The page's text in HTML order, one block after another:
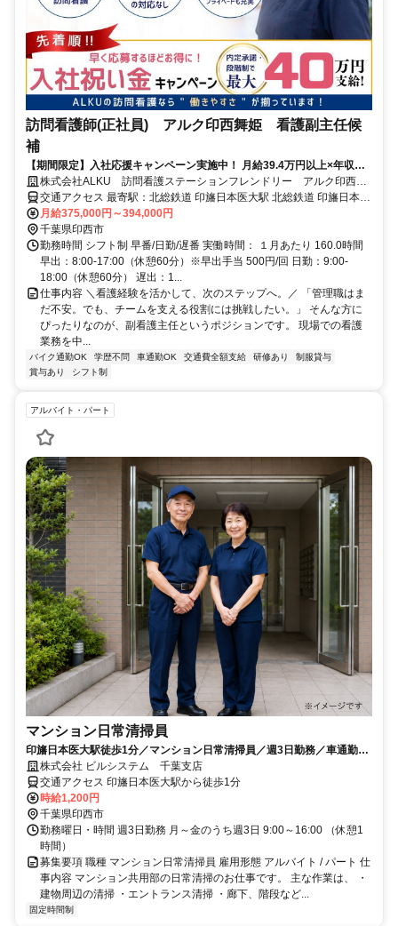
訪問看護師(正社員) アルク印西舞姫 看護副主任候
補
【期間限定】入社応援キャンペーン実施中！ 月給39.4万円以上×年収
520万円以上！看護副主任候補を積極採用！＜印西市＞
株式会社ALKU 訪問看護ステーションフレンドリー アルク印西舞
姫
交通アクセス 最寄駅：北総鉄道 印旛日本医大駅 北総鉄道 印旛日本医
大駅より徒歩5分
月給375,000円～394,000円
千葉県印西市
勤務時間 シフト制 早番/日勤/遅番 実働時間： １月あたり 160.0時間
早出：8:00-17:00（休憩60分）※早出手当 500円/回 日勤：9:00-
18:00（休憩60分） 遅出：1...
仕事内容 ＼看護経験を活かして、次のステップへ。／ 「管理職はま
だ不安。でも、チームを支える役割には挑戦したい。」 そんな方に
ぴったりなのが、副看護主任というポジションです。 現場での看護
業務を中...
バイク通勤OK 学歴不問 車通勤OK 交通費全額支給 研修あり
制服貸与
賞与あり
シフト制
アルバイト・パート
マンション日常清掃員
印旛日本医大駅徒歩1分／マンション日常清掃員／週3日勤務／車通勤可
／未経験歓迎
株式会社 ビルシステム 千葉支店
交通アクセス 印旛日本医大駅から徒歩1分
時給1,200円
千葉県印西市
勤務曜日・時間 週3日勤務 月～金のうち週3日 9:00～16:00 （休憩1
時間）
募集要項 職種 マンション日常清掃員 雇用形態 アルバイト / パート 仕
事内容 マンション共用部の日常清掃のお仕事です。 主な作業は、 ・
建物周辺の清掃 ・エントランス清掃 ・廊下、階段など...
固定時間制